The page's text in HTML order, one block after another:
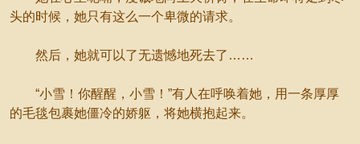
头的时候，她只有这么一个卑微的请求。
然后，她就可以了无遗憾地死去了……
“小雪！你醒醒，小雪！”有人在呼唤着她，用一条厚厚
的毛毯包裹她僵冷的娇躯，将她横抱起来。